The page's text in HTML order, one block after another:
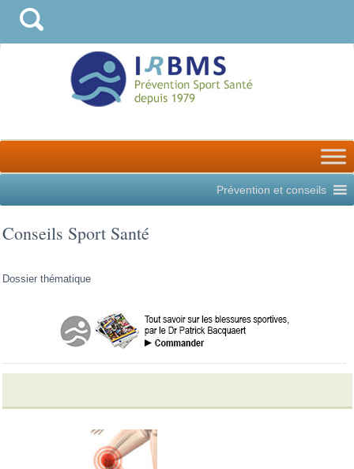
Prévention et conseils
Conseils Sport Santé
Dossier thématique